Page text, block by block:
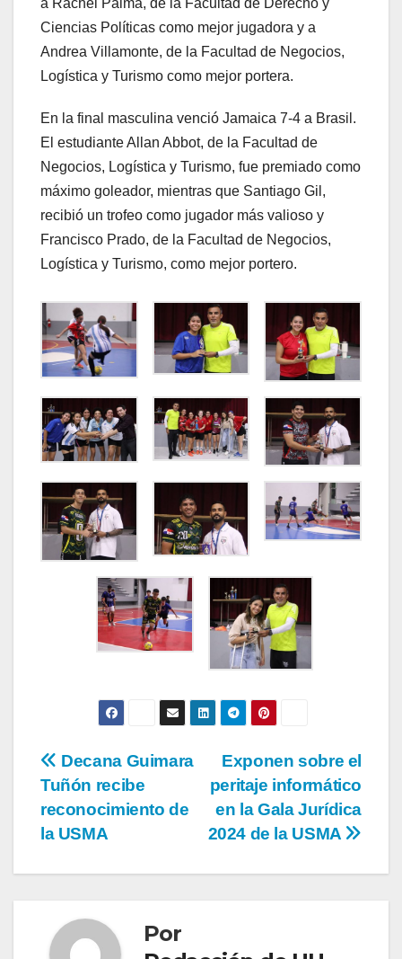
a Rachel Palma, de la Facultad de Derecho y
Ciencias Políticas como mejor jugadora y a
Andrea Villamonte, de la Facultad de Negocios,
Logística y Turismo como mejor portera.
En la final masculina venció Jamaica 7-4 a Brasil.
El estudiante Allan Abbot, de la Facultad de
Negocios, Logística y Turismo, fue premiado como
máximo goleador, mientras que Santiago Gil,
recibió un trofeo como jugador más valioso y
Francisco Prado, de la Facultad de Negocios,
Logística y Turismo, como mejor portero.
Exponen sobre el
peritaje informático
en la Gala Jurídica
2024 de la USMA
Decana Guimara
Tuñón recibe
reconocimiento de
la USMA
Por